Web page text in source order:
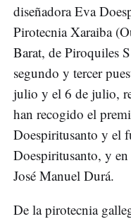
diseñadora Eva
Pirotecnia Xaraiba
Barat, de Piroquiles
segundo y tercer
julio y el 6 de julio,
han recogido el
Doespiritusanto y el
Doespiritusanto, y
José Manuel Durá.
De la pirotecnia